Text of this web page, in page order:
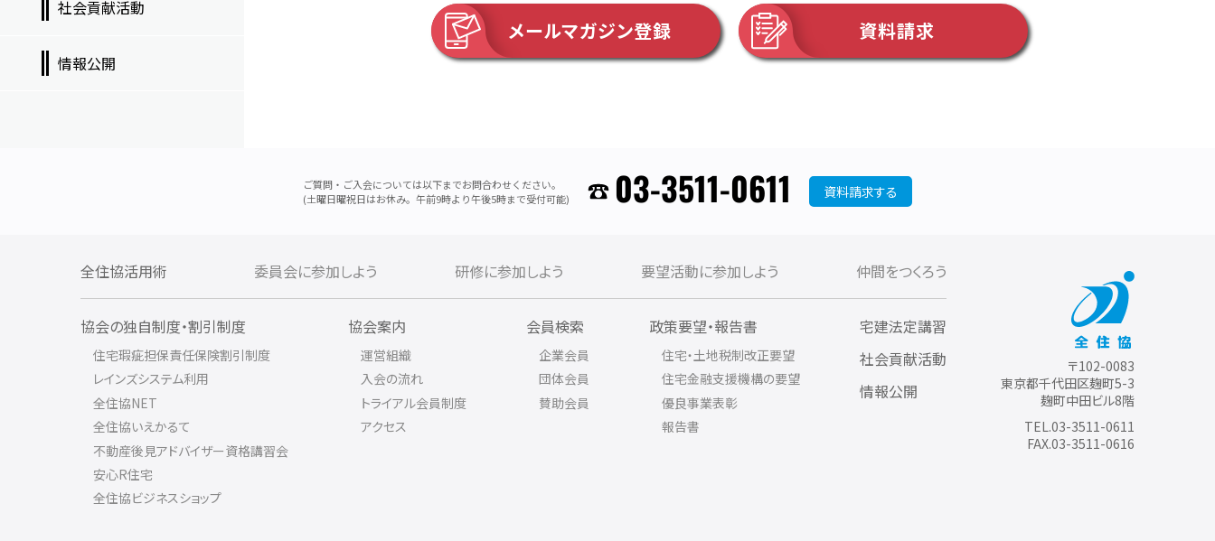
メールマガジン登録 資料請求
社会貢献活動
情報公開
ご質問・ご入会については以下までお問合わせください。
(土曜日曜祝日はお休み。午前9時より午後5時まで受付可能)
03-3511-0611 資料請求する
全住協活用術 委員会に参加しよう 研修に参加しよう 要望活動に参加しよう 仲間をつくろう
協会の独自制度・割引制度
住宅瑕疵担保責任保険割引制度
レインズシステム利用
全住協NET
全住協いえかるて
不動産後見アドバイザー資格講習会
安心R住宅
全住協ビジネスショップ
協会案内
運営組織
入会の流れ
トライアル会員制度
アクセス
会員検索
企業会員
団体会員
賛助会員
政策要望・報告書
住宅・土地税制改正要望
住宅金融支援機構の要望
優良事業表彰
報告書
宅建法定講習
社会貢献活動
情報公開
〒102-0083
東京都千代田区麹町5-3
麹町中田ビル8階
TEL.03-3511-0611
FAX.03-3511-0616